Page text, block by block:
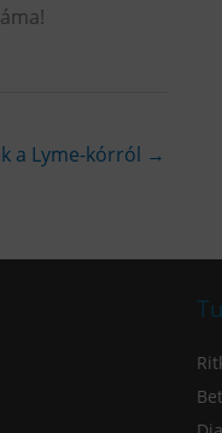
a Lyme-kórról →